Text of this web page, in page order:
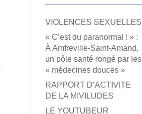
VIOLENCES SEXUELLES
« C’est du paranormal ! » :
À Amfreville-Saint-Amand,
un pôle santé rongé par les
« médecines douces »
RAPPORT D’ACTIVITE
DE LA MIVILUDES
LE YOUTUBEUR